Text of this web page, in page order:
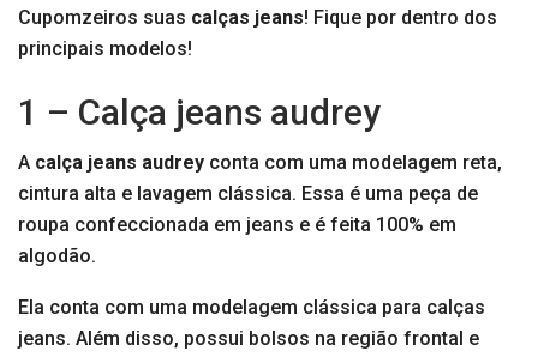
Cupomzeiros suas calças jeans! Fique por dentro dos
principais modelos!
1 – Calça jeans audrey
A calça jeans audrey conta com uma modelagem reta,
cintura alta e lavagem clássica. Essa é uma peça de
roupa confeccionada em jeans e é feita 100% em
algodão.
Ela conta com uma modelagem clássica para calças
jeans. Além disso, possui bolsos na região frontal e